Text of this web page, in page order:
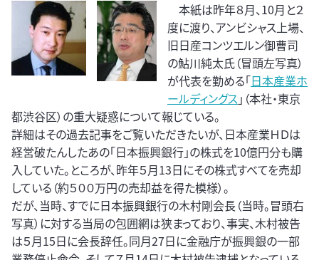
本紙は昨年８月、10月と２
度に渡り、アンビシャス上場、
旧日産コンツエルン御曹司
の鮎川純太氏（冒頭左写真）
が代表を勤める「日本産業ホ
ールディングス」（本社・東京
都渋谷区）の重大疑惑について報じている。
詳細はその過去記事をご覧いただきたいが、日本産業ＨＤは
経営破たんしたあの「日本振興銀行」の株式を10億円分も購
入していた。ところが、昨年５月13日にその株式すべてを売却
している（約５００万円の売却益を得た模様）。
だが、当時、すでに日本振興銀行の木村剛会長（当時。冒頭右
写真）に対する当局の包囲網は狭まっており、事実、木村被告
は５月15日に会長辞任。同月27日に金融庁が振興銀の一部